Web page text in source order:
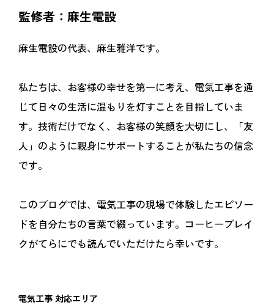
監修者：麻生電設
麻生電設の代表、麻生雅洋です。
私たちは、お客様の幸せを第一に考え、電気工事を通
じて日々の生活に温もりを灯すことを目指していま
す。技術だけでなく、お客様の笑顔を大切にし、「友
人」のように親身にサポートすることが私たちの信念
です。
このブログでは、電気工事の現場で体験したエピソー
ドを自分たちの言葉で綴っています。コーヒーブレイ
クがてらにでも読んでいただけたら幸いです。
電気工事 対応エリア